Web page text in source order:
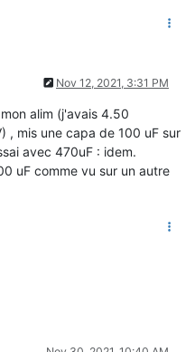
Nov 12, 2021, 3:31 PM
alim (j'avais 4.50
, mis une capa de 100 uF sur
avec 470uF : idem.
uF comme vu sur un autre